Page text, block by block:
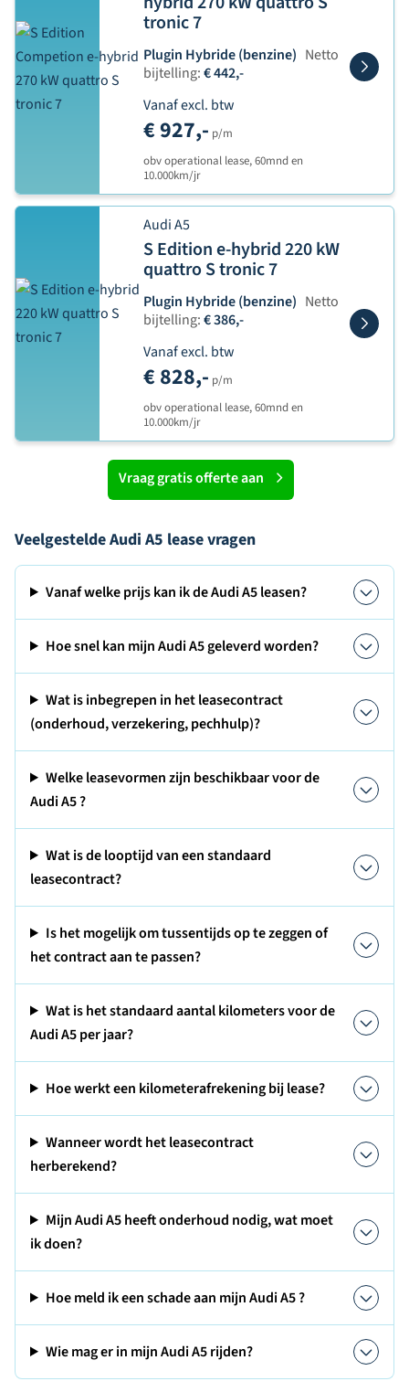
tronic 7
Plugin Hybride (benzine) Netto
bijtelling:€ 442,-
Vanaf excl. btw
€ 927,- p/m
obv operational lease, 60mnd en
10.000km/jr
Audi A5
S Edition e-hybrid 220 kW
quattro S tronic 7
Plugin Hybride (benzine) Netto
bijtelling:€ 386,-
Vanaf excl. btw
€ 828,- p/m
obv operational lease, 60mnd en
10.000km/jr
Vraag gratis offerte aan
Veelgestelde Audi A5 lease vragen
Vanaf welke prijs kan ik de Audi A5 leasen?
Hoe snel kan mijn Audi A5 geleverd worden?
Wat is inbegrepen in het leasecontract
(onderhoud, verzekering, pechhulp)?
Welke leasevormen zijn beschikbaar voor de
Audi A5 ?
Wat is de looptijd van een standaard
leasecontract?
Is het mogelijk om tussentijds op te zeggen of
het contract aan te passen?
Wat is het standaard aantal kilometers voor de
Audi A5 per jaar?
Hoe werkt een kilometerafrekening bij lease?
Wanneer wordt het leasecontract
herberekend?
Mijn Audi A5 heeft onderhoud nodig, wat moet
ik doen?
Hoe meld ik een schade aan mijn Audi A5 ?
Wie mag er in mijn Audi A5 rijden?